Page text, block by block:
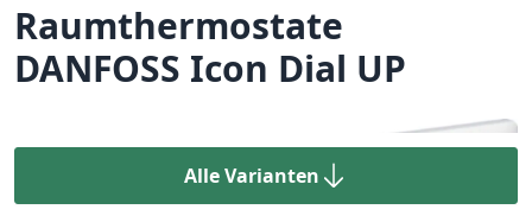
Raumthermostate
DANFOSS Icon Dial UP
Alle Varianten